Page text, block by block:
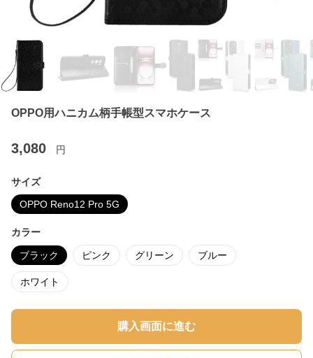
OPPO用ハニカム柄手帳型スマホケース
3,080 円
サイズ
OPPO Reno12 Pro 5G
カラー
ブラック ピンク グリーン ブルー
ホワイト
購入画面に進む